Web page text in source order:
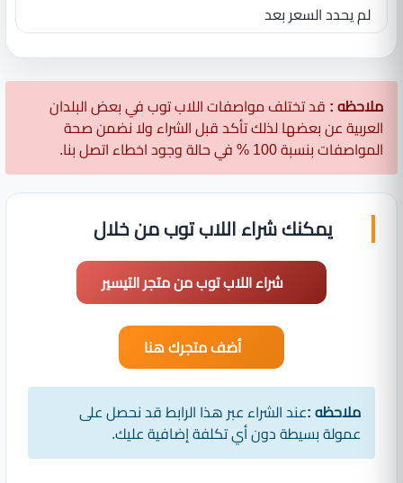
لم يحدد السعر بعد
ملاحظه : قد تختلف مواصفات اللاب توب في بعض البلدان
العربية عن بعضها لذلك تأكد قبل الشراء ولا نضمن صحة
المواصفات بنسبة 100 % في حالة وجود اخطاء اتصل بنا.
يمكنك شراء اللاب توب من خلال
شراء اللاب توب من متجر التيسير
أضف متجرك هنا
ملاحظه :عند الشراء عبر هذا الرابط قد نحصل على
عمولة بسيطة دون أي تكلفة إضافية عليك.